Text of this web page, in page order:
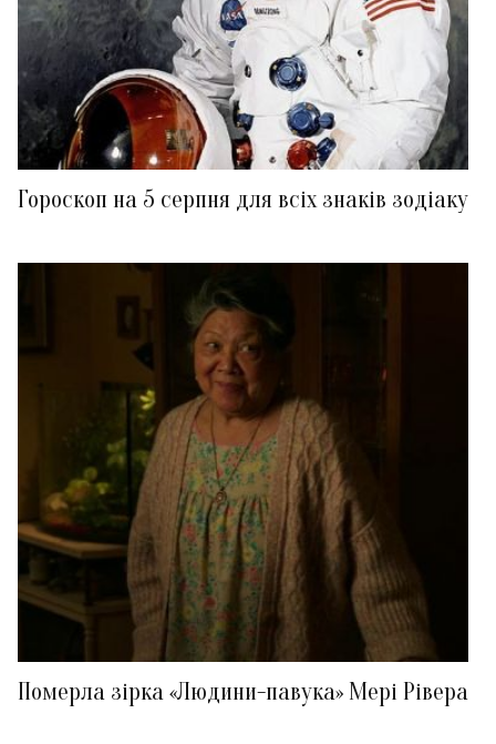
Гороскоп на 5 серпня для всіх знаків зодіаку
Померла зірка «Людини-павука» Мері Рівера